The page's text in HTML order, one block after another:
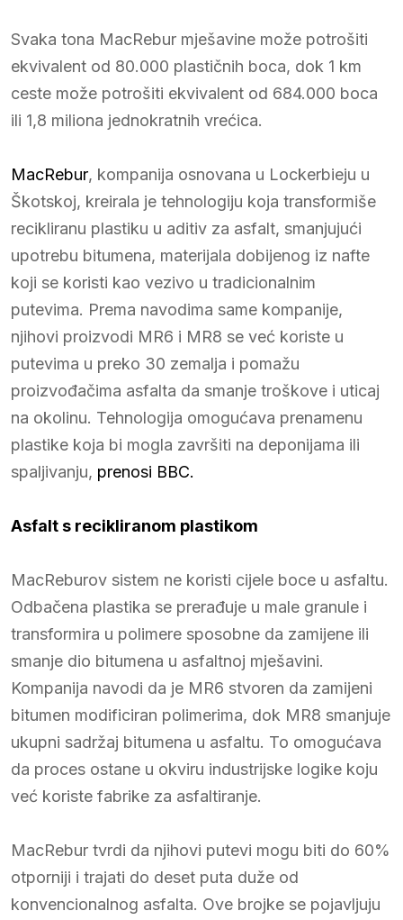
Svaka tona MacRebur mješavine može potrošiti
ekvivalent od 80.000 plastičnih boca, dok 1 km
ceste može potrošiti ekvivalent od 684.000 boca
ili 1,8 miliona jednokratnih vrećica.
MacRebur, kompanija osnovana u Lockerbieju u
Škotskoj, kreirala je tehnologiju koja transformiše
recikliranu plastiku u aditiv za asfalt, smanjujući
upotrebu bitumena, materijala dobijenog iz nafte
koji se koristi kao vezivo u tradicionalnim
putevima. Prema navodima same kompanije,
njihovi proizvodi MR6 i MR8 se već koriste u
putevima u preko 30 zemalja i pomažu
proizvođačima asfalta da smanje troškove i uticaj
na okolinu. Tehnologija omogućava prenamenu
plastike koja bi mogla završiti na deponijama ili
spaljivanju, prenosi BBC.
Asfalt s recikliranom plastikom
MacReburov sistem ne koristi cijele boce u asfaltu.
Odbačena plastika se prerađuje u male granule i
transformira u polimere sposobne da zamijene ili
smanje dio bitumena u asfaltnoj mješavini.
Kompanija navodi da je MR6 stvoren da zamijeni
bitumen modificiran polimerima, dok MR8 smanjuje
ukupni sadržaj bitumena u asfaltu. To omogućava
da proces ostane u okviru industrijske logike koju
već koriste fabrike za asfaltiranje.
MacRebur tvrdi da njihovi putevi mogu biti do 60%
otporniji i trajati do deset puta duže od
konvencionalnog asfalta. Ove brojke se pojavljuju